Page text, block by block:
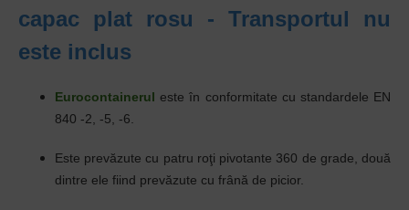
capac plat rosu - Transportul nu
este inclus
Eurocontainerul este în conformitate cu standardele EN
840 -2, -5, -6.
Este prevăzute cu patru roţi pivotante 360 de grade, două
dintre ele fiind prevăzute cu frână de picior.